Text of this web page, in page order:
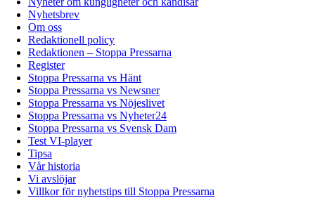
Nyhetsbrev
Om oss
Redaktionell policy
Redaktionen – Stoppa Pressarna
Register
Stoppa Pressarna vs Hänt
Stoppa Pressarna vs Newsner
Stoppa Pressarna vs Nöjeslivet
Stoppa Pressarna vs Nyheter24
Stoppa Pressarna vs Svensk Dam
Test VI-player
Tipsa
Vår historia
Vi avslöjar
Villkor för nyhetstips till Stoppa Pressarna